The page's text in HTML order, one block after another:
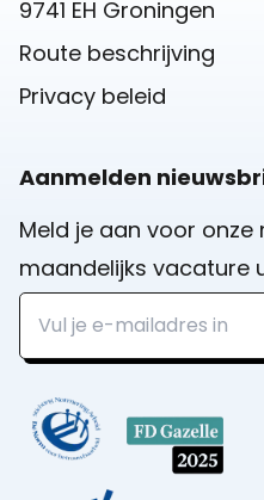
9741 EH Groningen
Route beschrijving
Privacy beleid
Aanmelden
Meld je aan voor onze
maandelijks vacature